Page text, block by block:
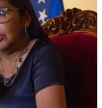
đồng hồ với sự tham
đã bóc tách thành công
chiều dài 0,5m.